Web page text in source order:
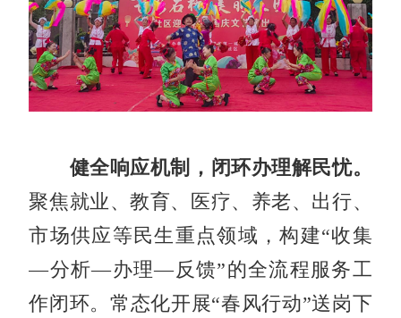
健全响应机制，闭环办理解民忧。
聚焦就业、教育、医疗、养老、出行、
市场供应等民生重点领域，构建“收集
—分析—办理—反馈”的全流程服务工
作闭环。常态化开展“春风行动”送岗下